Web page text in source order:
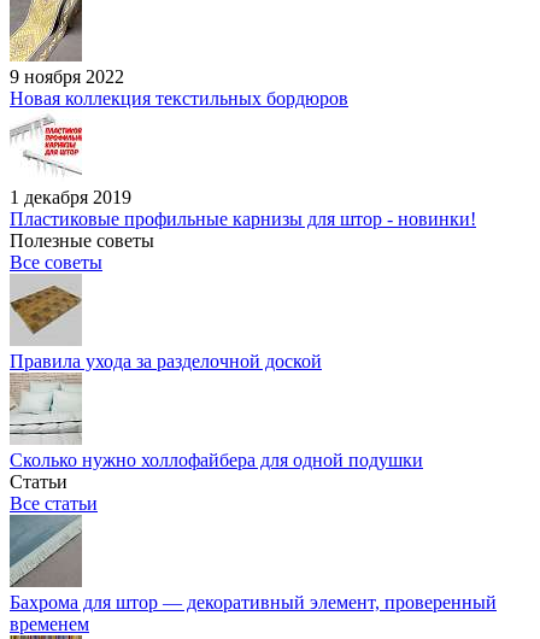
9 ноября 2022
Новая коллекция текстильных бордюров
1 декабря 2019
Пластиковые профильные карнизы для штор - новинки!
Полезные советы
Все советы
Правила ухода за разделочной доской
Сколько нужно холлофайбера для одной подушки
Статьи
Все статьи
Бахрома для штор — декоративный элемент, проверенный
временем